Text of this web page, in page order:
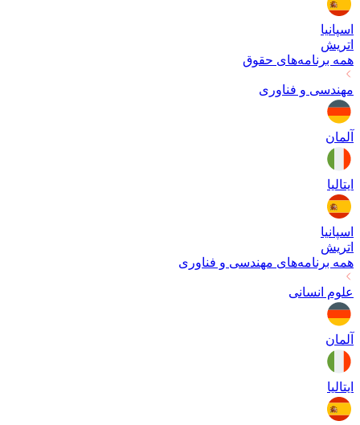
اسپانیا
اتریش
همه برنامه‌های حقوق
مهندسی و فناوری
آلمان
ایتالیا
اسپانیا
اتریش
همه برنامه‌های مهندسی و فناوری
علوم انسانی
آلمان
ایتالیا